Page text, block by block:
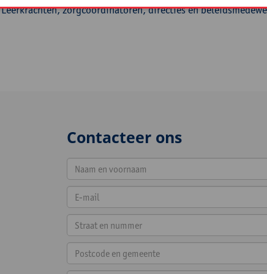
Leerkrachten, zorgcoördinatoren, directies en
Contacteer ons